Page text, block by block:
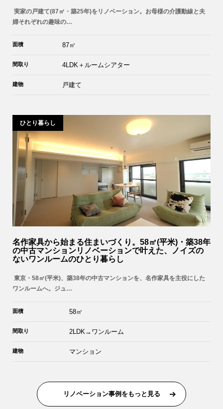
実家の戸建て(87㎡・築25年)をリノベーション。お母様の介護動線と夫
婦それぞれの趣味の…
面積 87㎡
間取り 4LDK＋ルームシアター
建物 戸建て
ひとり暮らし
名作家具から始まる住まいづくり。58㎡(平米)・築38年
の中古マンションリノベーションで叶えた、ノイズの
ないワンルームのひとり暮らし
東京・58㎡(平米)、築38年の中古マンションを、名作家具を主役にした
ワンルームへ。ジュ…
面積 58㎡
間取り 2LDK→ワンルーム
建物 マンション
リノベーション事例をもっと見る